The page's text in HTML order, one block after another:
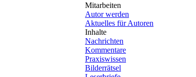
Mitarbeiten
Autor werden
Aktuelles für Autoren
Inhalte
Nachrichten
Kommentare
Praxiswissen
Bilderrätsel